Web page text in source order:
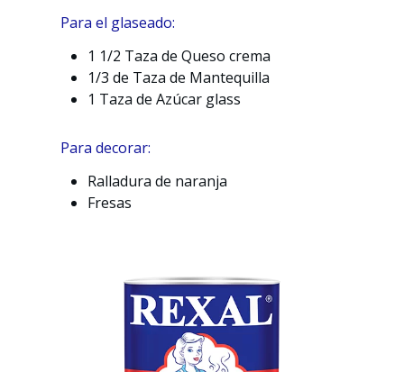
Para el glaseado:
1 1/2 Taza de Queso crema
1/3 de Taza de Mantequilla
1 Taza de Azúcar glass
Para decorar:
Ralladura de naranja
Fresas